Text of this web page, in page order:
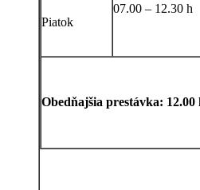
Piatok
07.00 – 12.30
Obedňajšia prestávka: 12.00